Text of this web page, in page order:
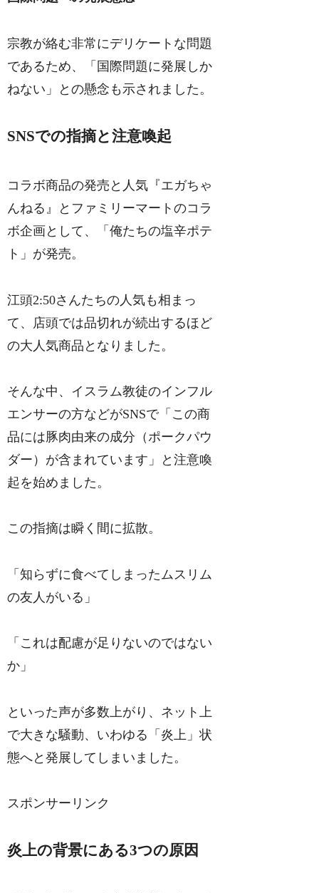
宗教が絡む非常にデリケートな問題
であるため、「国際問題に発展しか
ねない」との懸念も示されました。
SNSでの指摘と注意喚起
コラボ商品の発売と人気『エガちゃ
んねる』とファミリーマートのコラ
ボ企画として、「俺たちの塩辛ポテ
ト」が発売。
江頭2:50さんたちの人気も相まっ
て、店頭では品切れが続出するほど
の大人気商品となりました。
そんな中、イスラム教徒のインフル
エンサーの方などがSNSで「この商
品には豚肉由来の成分（ポークパウ
ダー）が含まれています」と注意喚
起を始めました。
この指摘は瞬く間に拡散。
「知らずに食べてしまったムスリム
の友人がいる」
「これは配慮が足りないのではない
か」
といった声が多数上がり、ネット上
で大きな騒動、いわゆる「炎上」状
態へと発展してしまいました。
スポンサーリンク
炎上の背景にある3つの原因